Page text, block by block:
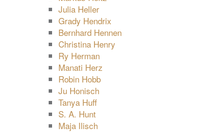
Julia Heller
Grady Hendrix
Bernhard Hennen
Christina Henry
Ry Herman
Manati Herz
Robin Hobb
Ju Honisch
Tanya Huff
S. A. Hunt
Maja Ilisch